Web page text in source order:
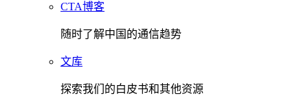
CTA博客
随时了解中国的通信趋势
文库
探索我们的白皮书和其他资源